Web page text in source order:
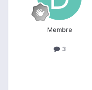
Membre
3